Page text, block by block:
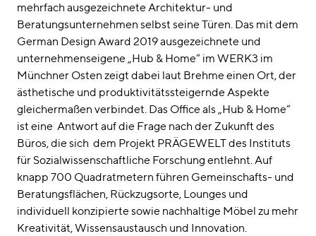
mehrfach ausgezeichnete Architektur- und
Beratungsunternehmen selbst seine Türen. Das mit dem
German Design Award 2019 ausgezeichnete und
unternehmenseigene „Hub & Home“ im WERK3 im
Münchner Osten zeigt dabei laut Brehme einen Ort, der
ästhetische und produktivitätssteigernde Aspekte
gleichermaßen verbindet. Das Office als „Hub & Home“
ist eine Antwort auf die Frage nach der Zukunft des
Büros, die sich dem Projekt PRÄGEWELT des Instituts
für Sozialwissenschaftliche Forschung entlehnt. Auf
knapp 700 Quadratmetern führen Gemeinschafts- und
Beratungsflächen, Rückzugsorte, Lounges und
individuell konzipierte sowie nachhaltige Möbel zu mehr
Kreativität, Wissensaustausch und Innovation.